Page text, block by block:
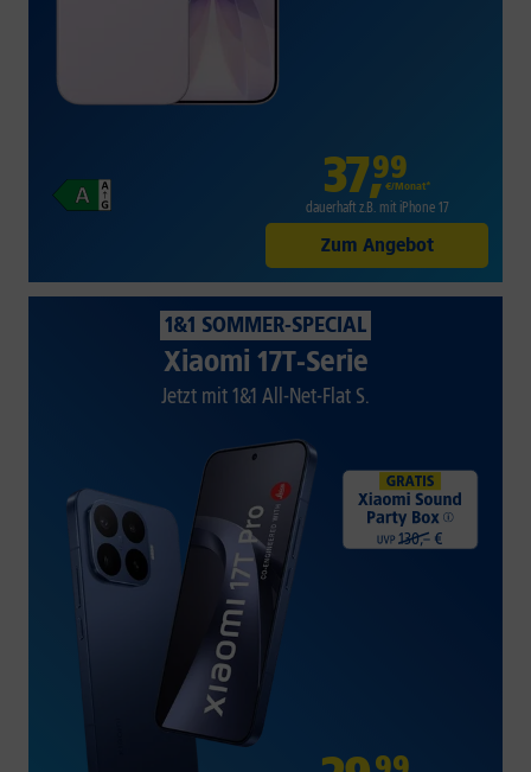
37,99
€/Monat*
dauerhaft z.B. mit iPhone 17
Zum Angebot
1&1 SOMMER-SPECIAL
Xiaomi 17T-Serie
Jetzt mit 1&1 All-Net-Flat S.